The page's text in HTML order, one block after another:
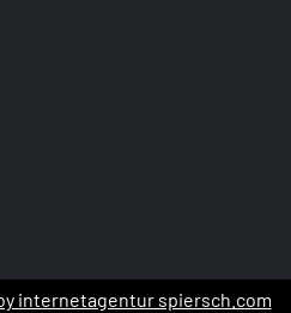
internetagentur spiersch.com